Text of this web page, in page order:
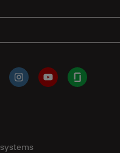
InstagramYouTubeGlassdoor